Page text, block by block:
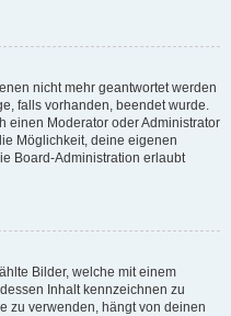
nicht mehr geantwortet werden
falls vorhanden, beendet wurde.
einen Moderator oder Administrator
Möglichkeit, deine eigenen
Board-Administration erlaubt
Bilder, welche mit einem
Inhalt kennzeichnen zu
zu verwenden, hängt von deinen